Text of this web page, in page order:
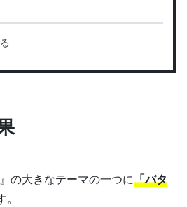
の大きなテーマの一つに「バタ